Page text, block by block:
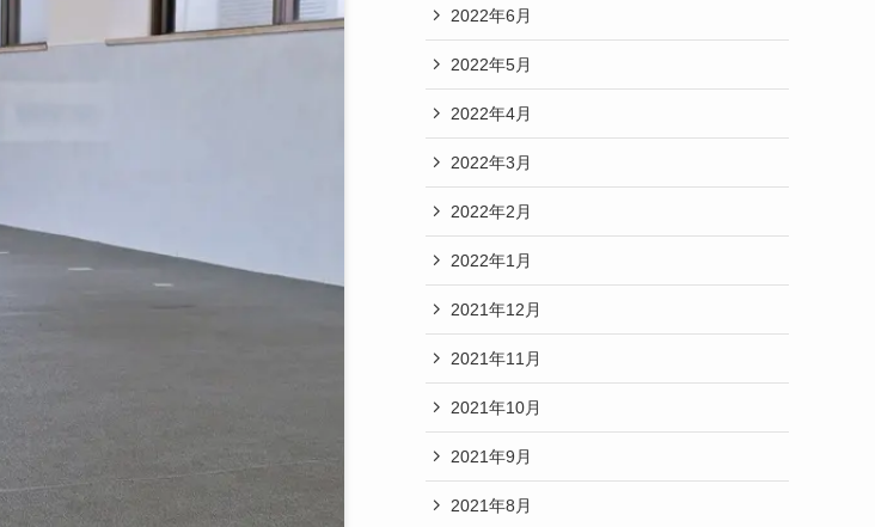
2022年6月
2022年5月
2022年4月
2022年3月
2022年2月
2022年1月
2021年12月
2021年11月
2021年10月
2021年9月
2021年8月